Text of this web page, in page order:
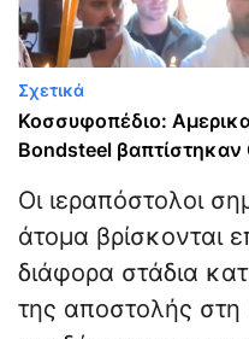
Σχετικά
Κοσσυφοπέδιο:
Bondsteel βαπτίστηκαν
Οι ιεραπόστολοι
άτομα βρίσκονται
διάφορα στάδια
της αποστολής